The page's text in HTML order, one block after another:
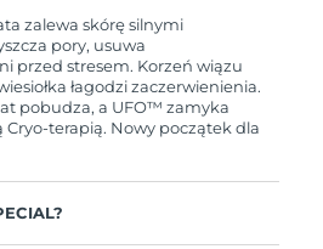
zalewa skórę silnymi
pory, usuwa
przed stresem. Korzeń wiązu
łagodzi zaczerwienienia.
pobudza, a UFO™ zamyka
Cryo-terapią. Nowy początek dla
Oczekiwany czas dostawy
8/13/26
Oczekiwany czas dostawy
8/11/26
Oczekiwany czas dostawy